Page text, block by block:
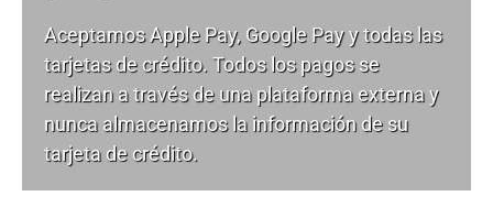
Aceptamos Apple Pay, Google Pay y todas las
tarjetas de crédito. Todos los pagos se
realizan a través de una plataforma externa y
nunca almacenamos la información de su
tarjeta de crédito.